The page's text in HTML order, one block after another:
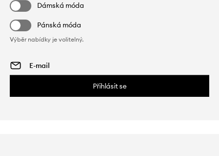
Dámská móda
Pánská móda
Výběr nabídky je volitelný.
Přihlásit se